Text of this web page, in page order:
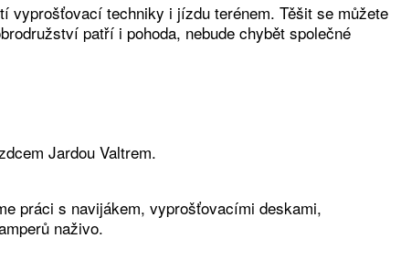
vyprošťovací techniky i jízdu terénem. Těšit se můžete
patří i pohoda, nebude chybět společné
Jardou Valtrem.
práci s navijákem, vyprošťovacími deskami,
naživo.